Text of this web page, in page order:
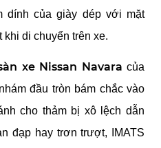
dính của giày dép với mặt
di chuyển trên xe.
xe Nissan Navara của
đầu tròn bám chắc vào
cho thảm bị xô lệch dẫn
đạp hay trơn trượt, IMATS